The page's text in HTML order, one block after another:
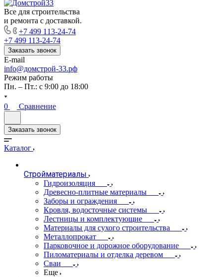
Все для строительства
и ремонта с доставкой.
+7 499 113-24-74
+7 499 113-24-74
Заказать звонок
E-mail
info@домстрой-33.рф
Режим работы
Пн. – Пт.: с 9:00 до 18:00
0 Сравнение
Заказать звонок
Каталог
Стройматериалы
Гидроизоляция
Древесно-плитные материалы
Заборы и ограждения
Кровля, водосточные системы
Лестницы и комплектующие
Материалы для сухого строительства
Металлопрокат
Парковочное и дорожное оборудование
Пиломатериалы и отделка деревом
Сваи
Еще